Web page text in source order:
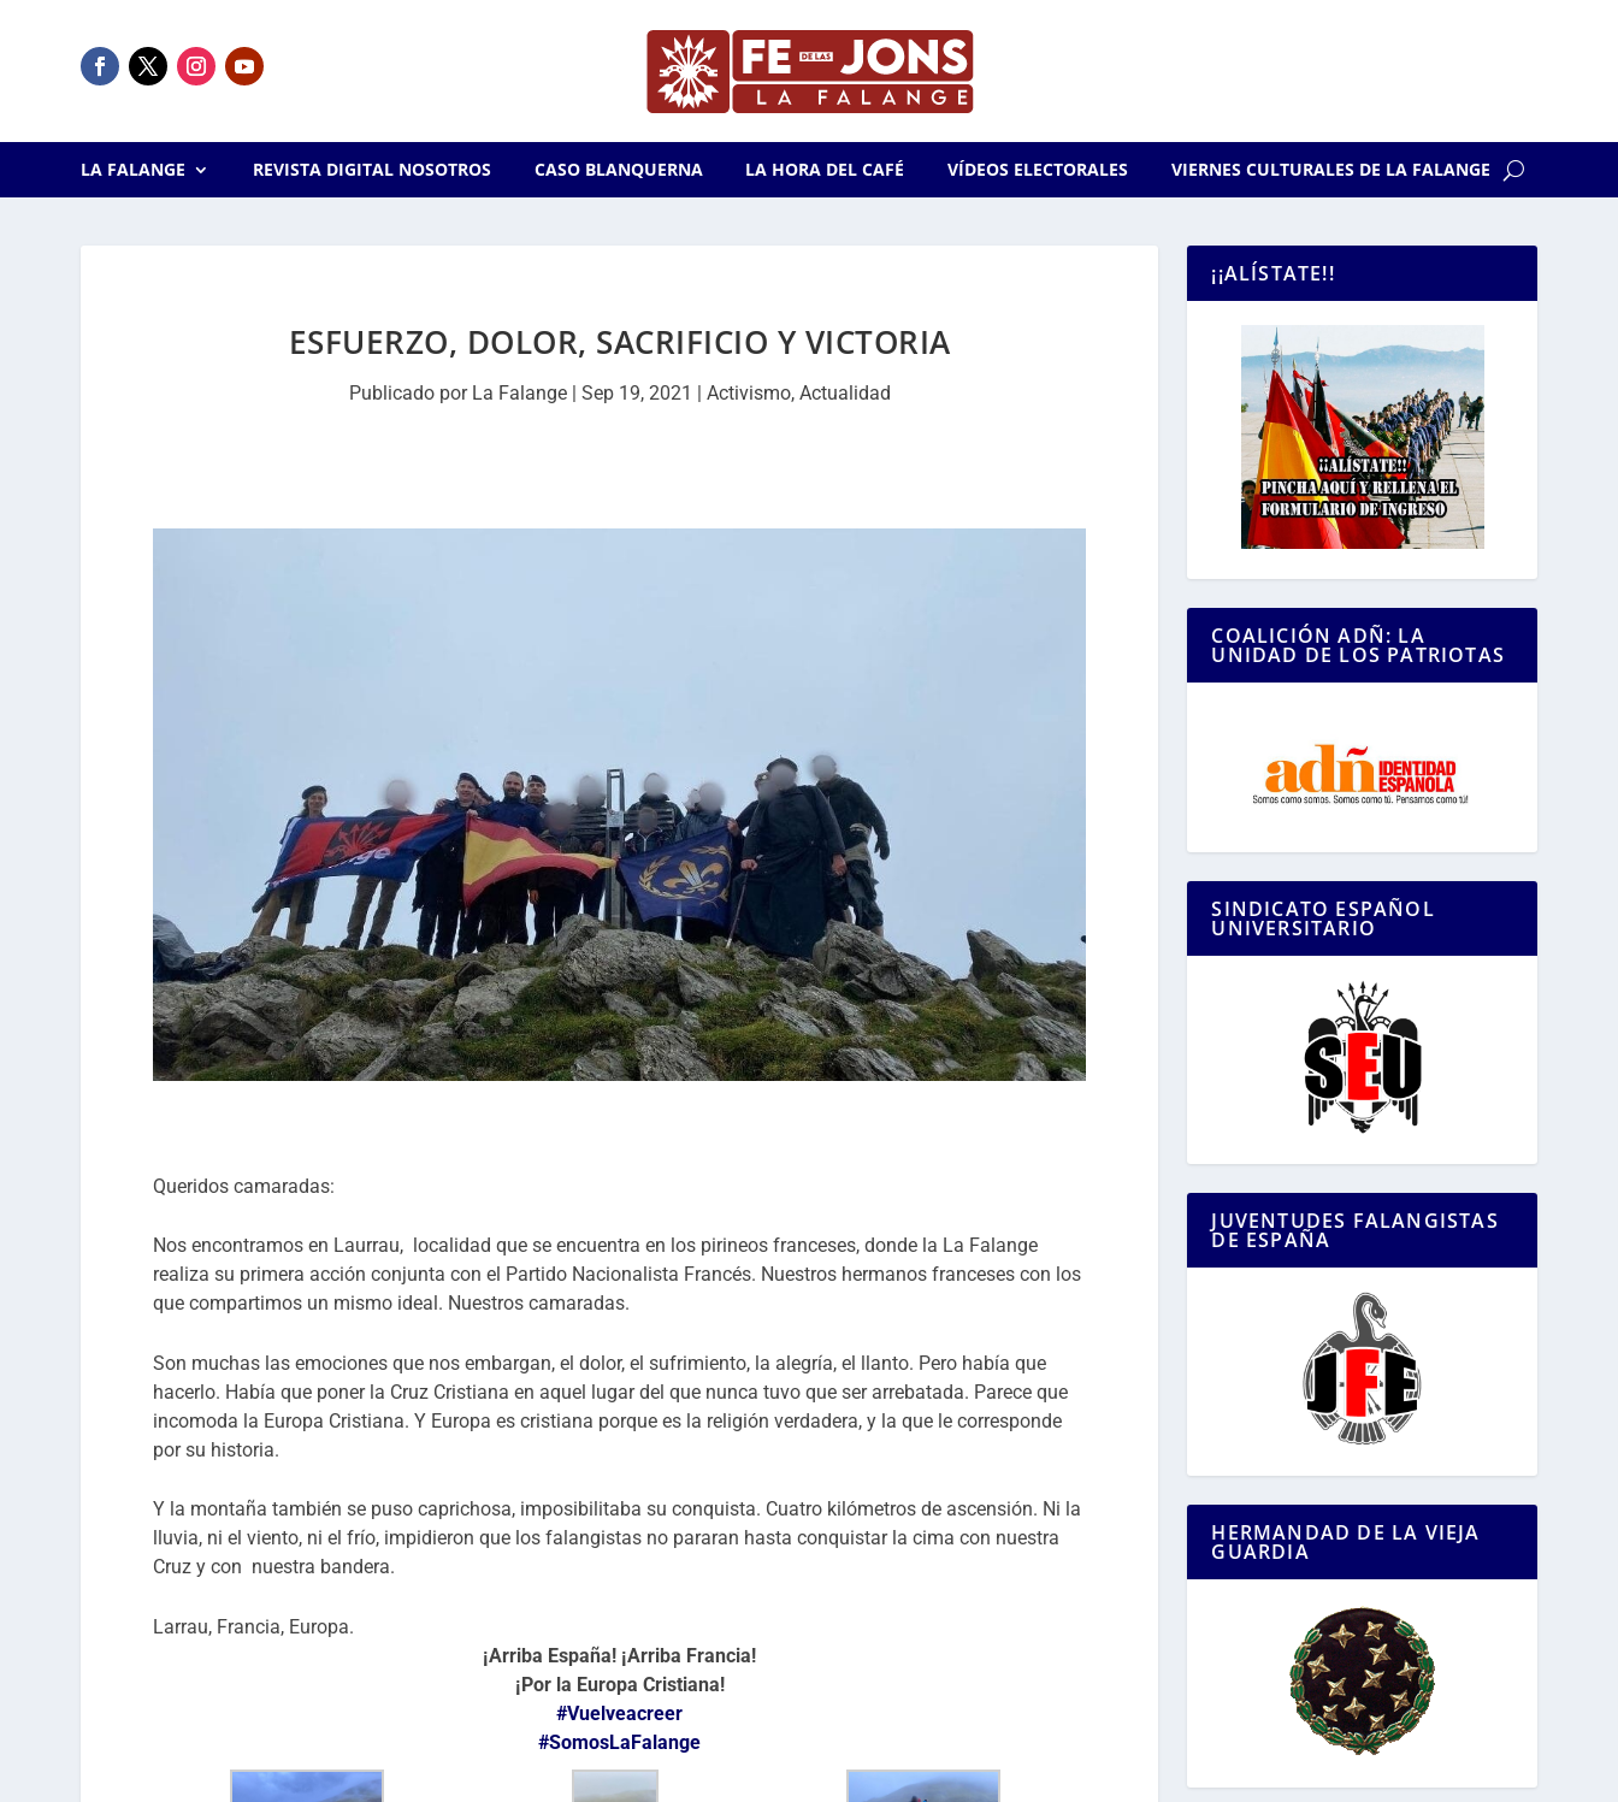
LA FALANGE REVISTA DIGITAL NOSOTROS CASO BLANQUERNA LA HORA DEL CAFÉ VÍDEOS ELECTORALES VIERNES CULTURALES DE LA FALANGE
ESFUERZO, DOLOR, SACRIFICIO Y VICTORIA
Publicado por La Falange| Sep 19, 2021 | Activismo, Actualidad
Queridos camaradas:
Nos encontramos en Laurrau, localidad que se encuentra en los pirineos franceses, donde la La Falange
realiza su primera acción conjunta con el Partido Nacionalista Francés. Nuestros hermanos franceses con los
que compartimos un mismo ideal. Nuestros camaradas.
Son muchas las emociones que nos embargan, el dolor, el sufrimiento, la alegría, el llanto. Pero había que
hacerlo. Había que poner la Cruz Cristiana en aquel lugar del que nunca tuvo que ser arrebatada. Parece que
incomoda la Europa Cristiana. Y Europa es cristiana porque es la religión verdadera, y la que le corresponde
por su historia.
Y la montaña también se puso caprichosa, imposibilitaba su conquista. Cuatro kilómetros de ascensión. Ni la
lluvia, ni el viento, ni el frío, impidieron que los falangistas no pararan hasta conquistar la cima con nuestra
Cruz y con nuestra bandera.
Larrau, Francia, Europa.
¡Arriba España! ¡Arriba Francia!
¡Por la Europa Cristiana!
#Vuelveacreer
#SomosLaFalange
¡¡ALÍSTATE!!
COALICIÓN ADÑ: LA
UNIDAD DE LOS PATRIOTAS
SINDICATO ESPAÑOL
UNIVERSITARIO
JUVENTUDES FALANGISTAS
DE ESPAÑA
HERMANDAD DE LA VIEJA
GUARDIA